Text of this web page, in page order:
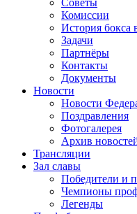
Советы
Комиссии
История бокса
Задачи
Партнёры
Контакты
Документы
Новости
Новости
Поздравления
Фотогалерея
Архив
Трансляции
Зал славы
Победители и
Чемпионы
Легенды